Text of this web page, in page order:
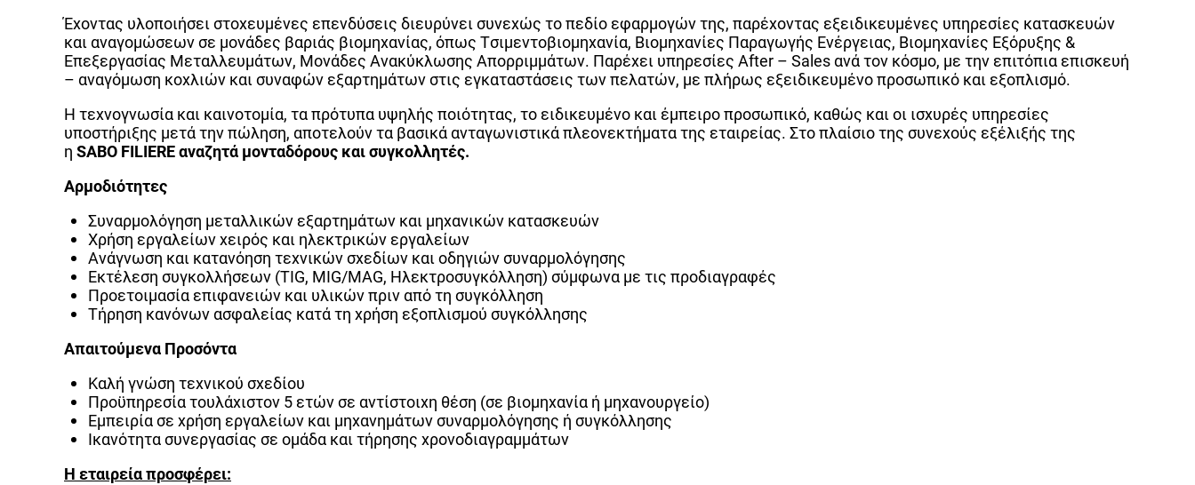
Έχοντας υλοποιήσει στοχευμένες επενδύσεις διευρύνει συνεχώς το πεδίο εφαρμογών της, παρέχοντας εξειδικευμένες υπηρεσίες κατασκευών
και αναγομώσεων σε μονάδες βαριάς βιομηχανίας, όπως Τσιμεντοβιομηχανία, Βιομηχανίες Παραγωγής Ενέργειας, Βιομηχανίες Εξόρυξης &
Επεξεργασίας Μεταλλευμάτων, Μονάδες Ανακύκλωσης Απορριμμάτων. Παρέχει υπηρεσίες After – Sales ανά τον κόσμο, με την επιτόπια επισκευή
– αναγόμωση κοχλιών και συναφών εξαρτημάτων στις εγκαταστάσεις των πελατών, με πλήρως εξειδικευμένο προσωπικό και εξοπλισμό.
Η τεχνογνωσία και καινοτομία, τα πρότυπα υψηλής ποιότητας, το ειδικευμένο και έμπειρο προσωπικό, καθώς και οι ισχυρές υπηρεσίες
υποστήριξης μετά την πώληση, αποτελούν τα βασικά ανταγωνιστικά πλεονεκτήματα της εταιρείας. Στο πλαίσιο της συνεχούς εξέλιξής της
η SABO FILIEREαναζητά μονταδόρους και συγκολλητές.
Αρμοδιότητες
Συναρμολόγηση μεταλλικών εξαρτημάτων και μηχανικών κατασκευών
Χρήση εργαλείων χειρός και ηλεκτρικών εργαλείων
Ανάγνωση και κατανόηση τεχνικών σχεδίων και οδηγιών συναρμολόγησης
Εκτέλεση συγκολλήσεων (TIG, MIG/MAG, Ηλεκτροσυγκόλληση) σύμφωνα με τις προδιαγραφές
Προετοιμασία επιφανειών και υλικών πριν από τη συγκόλληση
Τήρηση κανόνων ασφαλείας κατά τη χρήση εξοπλισμού συγκόλλησης
Απαιτούμενα Προσόντα
Καλή γνώση τεχνικού σχεδίου
Προϋπηρεσία τουλάχιστον 5 ετών σε αντίστοιχη θέση (σε βιομηχανία ή μηχανουργείο)
Εμπειρία σε χρήση εργαλείων και μηχανημάτων συναρμολόγησης ή συγκόλλησης
Ικανότητα συνεργασίας σε ομάδα και τήρησης χρονοδιαγραμμάτων
Η εταιρεία προσφέρει: